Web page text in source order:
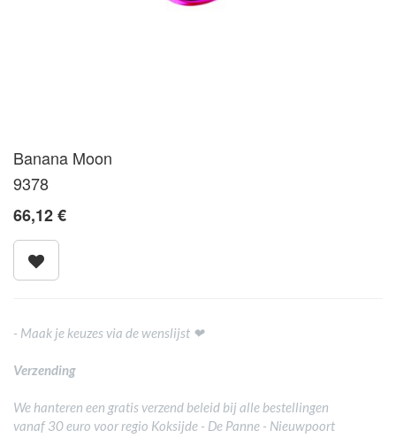
Banana Moon
9378
66,12€
- Maak je keuzes via de wenslijst ❤
Verzending
We hanteren een gratis verzend beleid bij alle bestellingen
vanaf 30 euro voor regio Koksijde - De Panne - Nieuwpoort